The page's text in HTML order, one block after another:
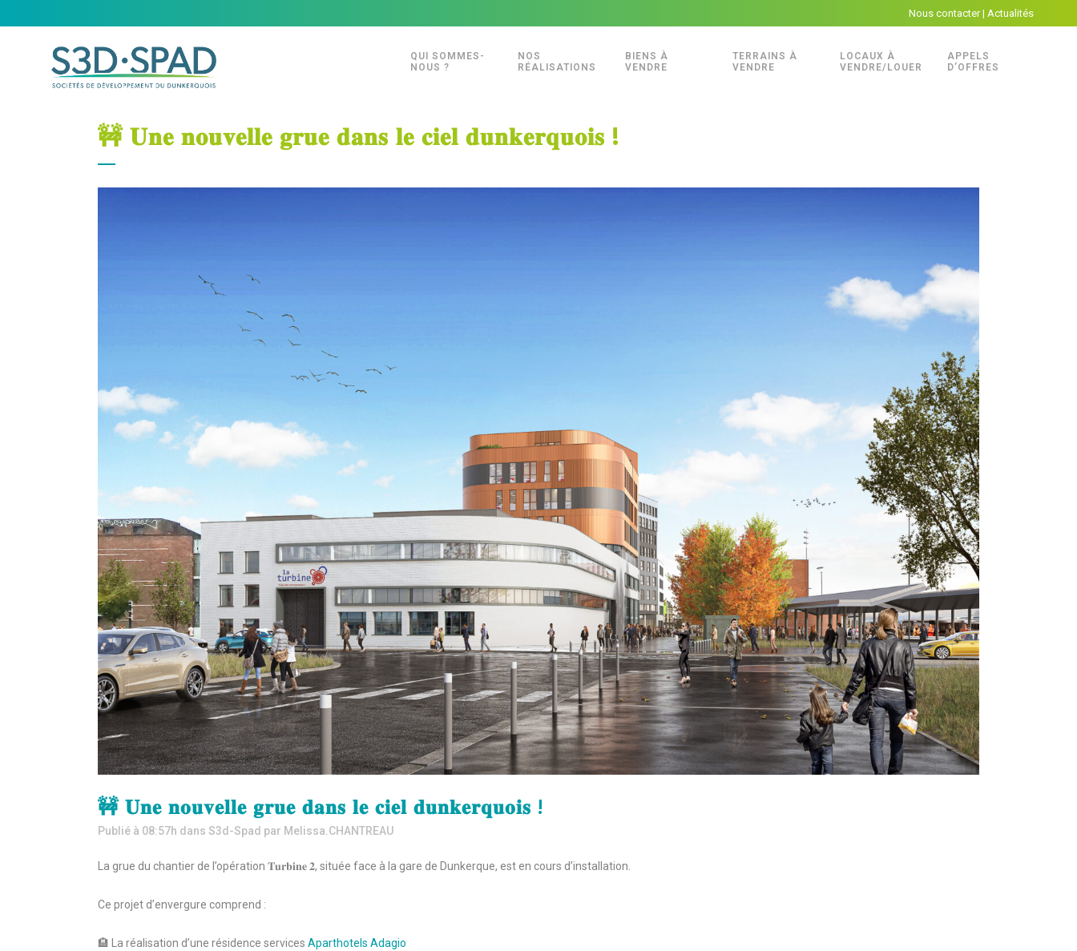
Nous contacter|Actualités
QUI SOMMES-
NOUS ?
NOS
RÉALISATIONS
BIENS À
VENDRE
TERRAINS À
VENDRE
LOCAUX À
VENDRE/LOUER
APPELS
D’OFFRES
🚧 𝐔𝐧𝐞 𝐧𝐨𝐮𝐯𝐞𝐥𝐥𝐞 𝐠𝐫𝐮𝐞 𝐝𝐚𝐧𝐬 𝐥𝐞 𝐜𝐢𝐞𝐥 𝐝𝐮𝐧𝐤𝐞𝐫𝐪𝐮𝐨𝐢𝐬 !
🚧 𝐔𝐧𝐞 𝐧𝐨𝐮𝐯𝐞𝐥𝐥𝐞 𝐠𝐫𝐮𝐞 𝐝𝐚𝐧𝐬 𝐥𝐞 𝐜𝐢𝐞𝐥 𝐝𝐮𝐧𝐤𝐞𝐫𝐪𝐮𝐨𝐢𝐬 !
Publié à 08:57h dans S3d-Spad par Melissa.CHANTREAU
La grue du chantier de l’opération 𝐓𝐮𝐫𝐛𝐢𝐧𝐞 𝟐, située face à la gare de Dunkerque, est en cours d’installation.
Ce projet d’envergure comprend :
🏨 La réalisation d’une résidence services Aparthotels Adagio